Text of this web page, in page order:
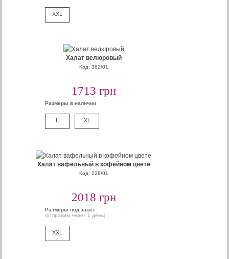
XXL
Халат велюровый
Код: 362/01
1713 грн
Размеры в наличии
L XL
Халат вафельный в кофейном цвете
Код: 228/01
2018 грн
Размеры под заказ
(отправим через 1 день)
XXL